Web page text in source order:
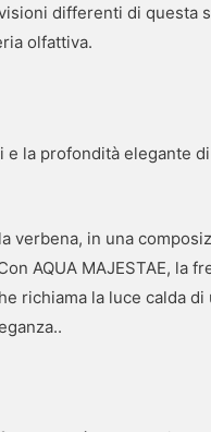
differenti di questa
olfattiva.
e la profondità elegante
verbena, in una
AQUA MAJESTAE, la
richiama la luce calda